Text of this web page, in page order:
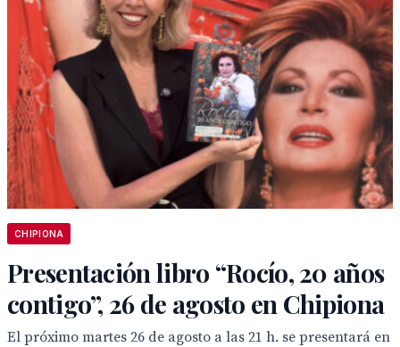
CHIPIONA
Presentación libro “Rocío, 20 años
contigo”, 26 de agosto en Chipiona
El próximo martes 26 de agosto a las 21 h. se presentará en